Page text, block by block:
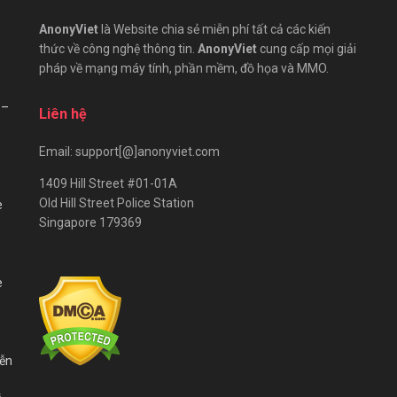
AnonyVietlà Website chia sẻ miễn phí tất cả các kiến
thức về công nghệ thông tin. AnonyViet cung cấp mọi giải
pháp về mạng máy tính, phần mềm, đồ họa và MMO.
Liên hệ
Email: support[@]anonyviet.com
1409 Hill Street #01-01A
Old Hill Street Police Station
Singapore 179369